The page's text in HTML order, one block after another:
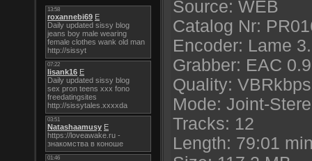
Source: WEB
Catalog Nr:
Encoder: Lame
Grabber: EAC
Quality:
Mode: Joint-
Tracks: 12
Length: 79:01